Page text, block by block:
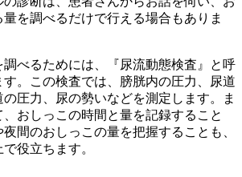
を調べるだけで行える場合もありま
調べるためには、『尿流動態検査』と呼
。この検査では、膀胱内の圧力、尿道
圧力、尿の勢いなどを測定します。ま
おしっこの時間と量を記録すること
間のおしっこの量を把握することも、
役立ちます。